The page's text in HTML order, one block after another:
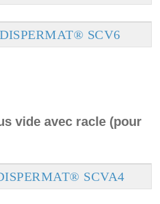
SCV6
vide avec racle (pour
SCVA4